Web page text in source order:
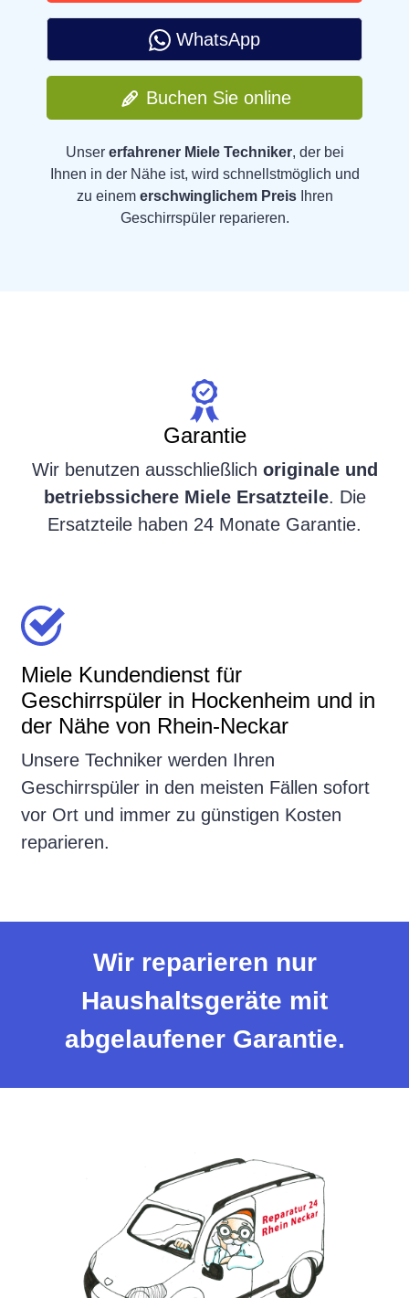
WhatsApp
Buchen Sie online
Unser erfahrener Miele Techniker, der bei
Ihnen in der Nähe ist, wird schnellstmöglich und
zu einem erschwinglichem PreisIhren
Geschirrspüler reparieren.
Garantie
Wir benutzen ausschließlich originale und
betriebssichere Miele Ersatzteile. Die
Ersatzteile haben 24 Monate Garantie.
Miele Kundendienst für
Geschirrspüler in Hockenheim und in
der Nähe von Rhein-Neckar
Unsere Techniker werden Ihren
Geschirrspüler in den meisten Fällen sofort
vor Ort und immer zu günstigen Kosten
reparieren.
Wir reparieren nur
Haushaltsgeräte mit
abgelaufener Garantie.